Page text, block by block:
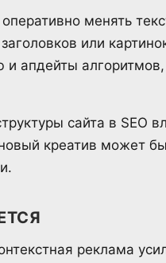
менять
или
апдейты алгоритмов,
сайта в SEO
креатив может
реклама